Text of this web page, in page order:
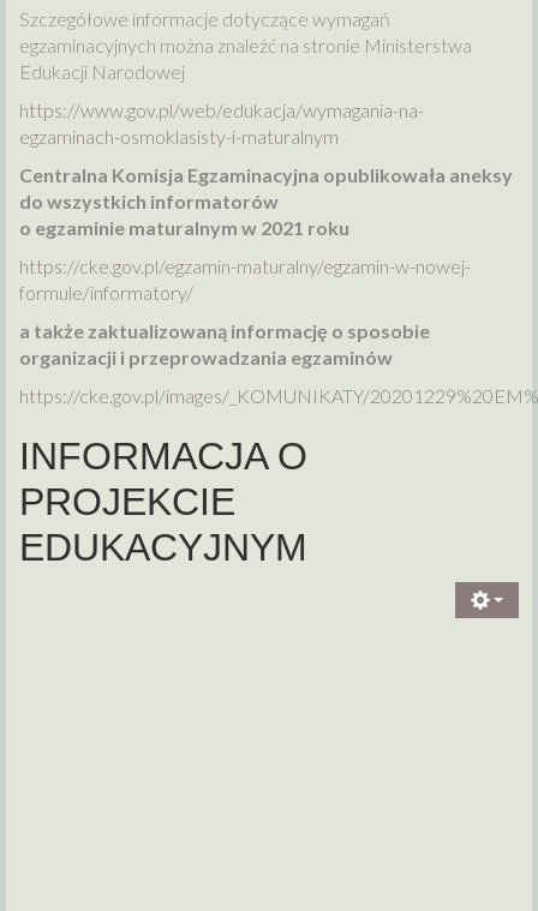
Szczegółowe informacje dotyczące wymagań
egzaminacyjnych można znaleźć na stronie Ministerstwa
Edukacji Narodowej
https://www.gov.pl/web/edukacja/wymagania-na-
egzaminach-osmoklasisty-i-maturalnym
Centralna Komisja Egzaminacyjna opublikowała aneksy
do wszystkich informatorów
o egzaminie maturalnym w 2021 roku
https://cke.gov.pl/egzamin-maturalny/egzamin-w-nowej-
formule/informatory/
a także zaktualizowaną informację o sposobie
organizacji i przeprowadzania egzaminów
https://cke.gov.pl/images/_KOMUNIKATY/
INFORMACJA O
PROJEKCIE
EDUKACYJNYM